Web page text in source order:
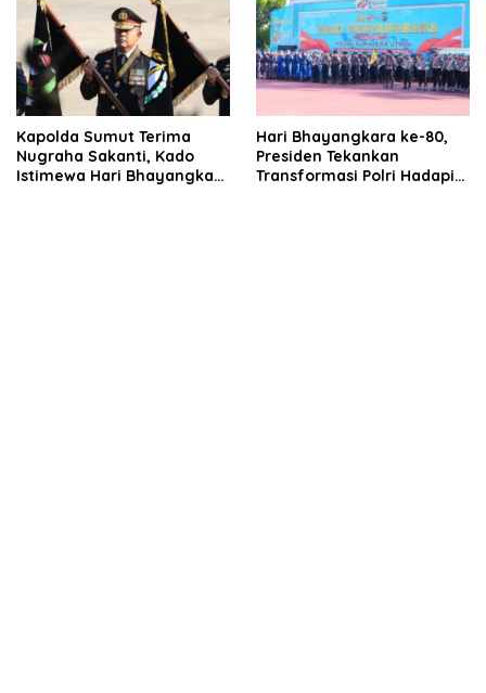
Kapolda Sumut Terima
Nugraha Sakanti, Kado
Istimewa Hari Bhayangkara
Hari Bhayangkara ke-80,
Presiden Tekankan
Transformasi Polri Hadapi